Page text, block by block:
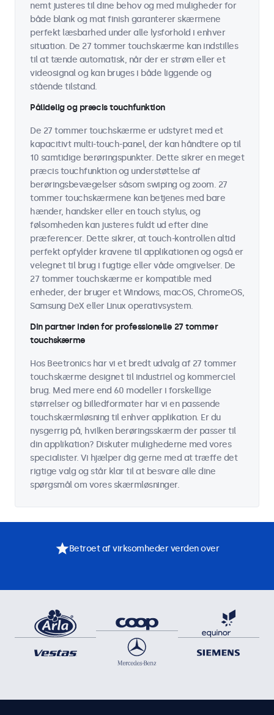
nemt justeres til dine behov og med muligheder for
både blank og mat finish garanterer skærmene
perfekt læsbarhed under alle lysforhold i enhver
situation. De 27 tommer touchskærme kan indstilles
til at tænde automatisk, når der er strøm eller et
videosignal og kan bruges i både liggende og
stående tilstand.
Pålidelig og præcis touchfunktion
De 27 tommer touchskærme er udstyret med et
kapacitivt multi-touch-panel, der kan håndtere op til
10 samtidige berøringspunkter. Dette sikrer en meget
præcis touchfunktion og understøttelse af
berøringsbevægelser såsom swiping og zoom. 27
tommer touchskærmene kan betjenes med bare
hænder, handsker eller en touch stylus, og
følsomheden kan justeres fuldt ud efter dine
præferencer. Dette sikrer, at touch-kontrollen altid
perfekt opfylder kravene til applikationen og også er
velegnet til brug i fugtige eller våde omgivelser. De
27 tommer touchskærme er kompatible med
enheder, der bruger et Windows, macOS, ChromeOS,
Samsung DeX eller Linux operativsystem.
Din partner inden for professionelle 27 tommer
touchskærme
Hos Beetronics har vi et bredt udvalg af 27 tommer
touchskærme designet til industriel og kommerciel
brug. Med mere end 60 modeller i forskellige
størrelser og billedformater har vi en passende
touchskærmløsning til enhver applikation. Er du
nysgerrig på, hvilken berøringsskærm der passer til
din applikation? Diskuter mulighederne med vores
specialister. Vi hjælper dig gerne med at træffe det
rigtige valg og står klar til at besvare alle dine
spørgsmål om vores skærmløsninger.
Betroet af virksomheder verden over